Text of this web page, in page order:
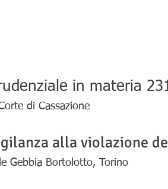
in materia
di Cassazione
alla violazione
Gebbia Bortolotto, Torino